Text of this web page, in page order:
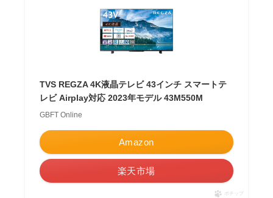
TVS REGZA 4K液晶テレビ 43インチ スマートテ
レビ Airplay対応 2023年モデル 43M550M
GBFT Online
Amazon
楽天市場
ポチップ